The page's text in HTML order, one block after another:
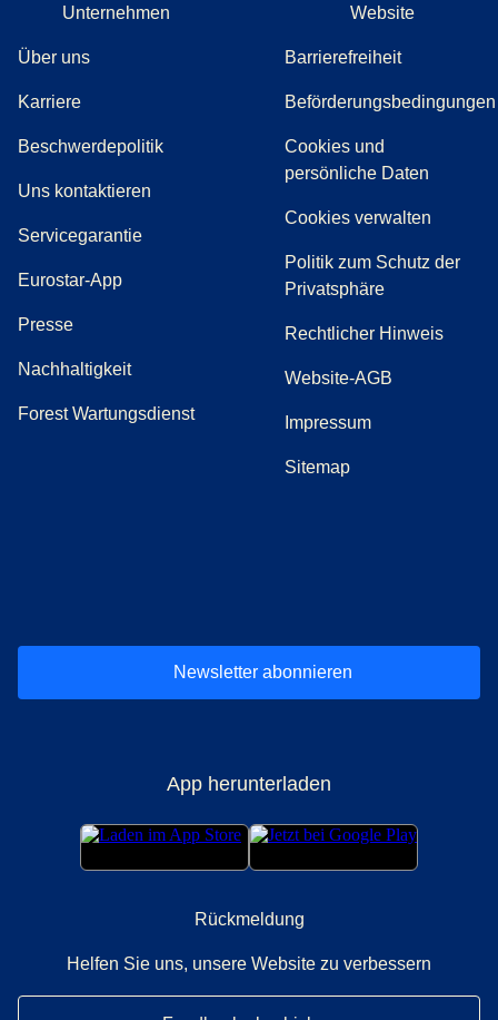
Unternehmen
Über uns
Karriere
Beschwerdepolitik( Öffnet einen neuen Tab )
( öffnet eine PDF)
Uns kontaktieren
Servicegarantie
Eurostar-App
Presse(
Nachhaltigkeit
Forest Wartungsdienst
Website
Barrierefreiheit
Beförderungsbedingungen
Cookies und
persönliche Daten
Cookies verwalten
Politik zum Schutz der
Privatsphäre
Rechtlicher Hinweis
Website-AGB
Impressum
Sitemap
Newsletter abonnieren
App herunterladen
Rückmeldung
Helfen Sie uns, unsere Website zu verbessern